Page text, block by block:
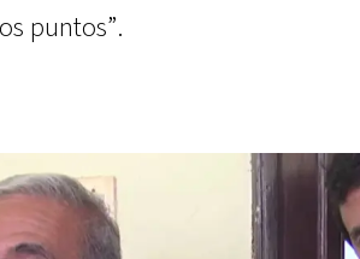
puntos”.